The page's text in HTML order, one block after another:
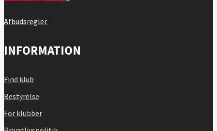
Afbudsregler
INFORMATION
Find klub
Bestyrelse
For klubber